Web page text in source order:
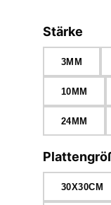
Stärke
3MM
10MM
24MM
30X30CM